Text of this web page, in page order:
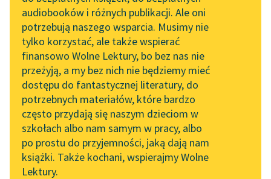
Byliśmy częścią AI Impact
Lab
Zapraszamy na spotkanie
online z tłumaczkami
literatury skandynawskiej
Spotkanie z Katarzyną
Tunkiel w Oslo
102. lata temu zmarł
Joseph Conrad
Leśmianator
Przewodnik dla piszących i
czytających
API
OAI-PMH
Widget Wolnych Lektur
Przypisy
audiobooków i różnych publikacji. Ale oni
potrzebują naszego wsparcia. Musimy nie
tylko korzystać, ale także wspierać
finansowo Wolne Lektury, bo bez nas nie
przeżyją, a my bez nich nie będziemy mieć
dostępu do fantastycznej literatury, do
potrzebnych materiałów, które bardzo
często przydają się naszym dzieciom w
szkołach albo nam samym w pracy, albo
po prostu do przyjemności, jaką dają nam
książki. Także kochani, wspierajmy Wolne
Lektury.
Granatowe
traczostwo
Dal, lecz każda dal, jak
szafir i jak lazur. A tych
bluz roboczych —
granat? — więc...
Czytaj więcej